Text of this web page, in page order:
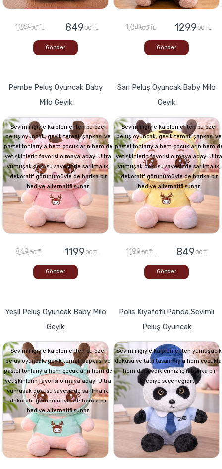
1199,00 TL 849,00 TL
Gönder
1750,00 TL 1299,00 TL
Gönder
Pembe Peluş Oyuncak Baby
Milo Geyik
Sevimliliğiyle kalpleri eriten bu özel
peluş oyuncak, geyik temalı şapkası ve
pastel tonlarıyla hem çocukların hem de
yetişkinlerin favorisi olmaya aday! Ultra
yumuşak dokusu sayesinde sarılmalık,
dekoratif görünümüyle de harika bir
hediye alternatifi sunar.
849,00 TL 1199,00 TL
Gönder
Sarı Peluş Oyuncak Baby Milo
Geyik
Sevimliliğiyle kalpleri eriten bu özel
peluş oyuncak, geyik temalı şapkası ve
pastel tonlarıyla hem çocukların hem
yetişkinlerin favorisi olmaya aday! Ultra
yumuşak dokusu sayesinde sarılmalık,
dekoratif görünümüyle de harika bir
hediye alternatifi sunar.
1199,00 TL 849,00 TL
Gönder
Yeşil Peluş Oyuncak Baby Milo
Geyik
Sevimliliğiyle kalpleri eriten bu özel
peluş oyuncak, geyik temalı şapkası ve
pastel tonlarıyla hem çocukların hem de
yetişkinlerin favorisi olmaya aday! Ultra
yumuşak dokusu sayesinde sarılmalık,
dekoratif görünümüyle de harika bir
hediye alternatifi sunar.
Polis Kıyafetli Panda Sevimli
Peluş Oyuncak
Sevimliliğiyle kalpleri eriten yumuşacık
dokusu ve tatlı tasarımıyla hem
hem de sevdikleriniz için harika bir
hediye seçeneğidir.